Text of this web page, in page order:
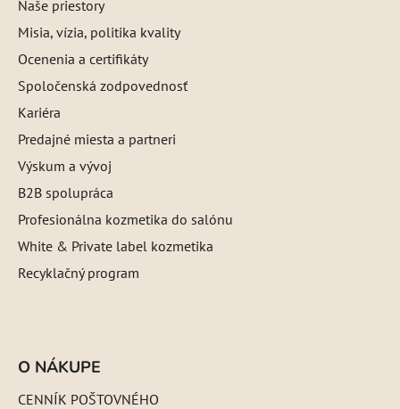
Naše priestory
Misia, vízia, politika kvality
Ocenenia a certifikáty
Spoločenská zodpovednosť
Kariéra
Predajné miesta a partneri
Výskum a vývoj
B2B spolupráca
Profesionálna kozmetika do salónu
White & Private label kozmetika
Recyklačný program
O NÁKUPE
CENNÍK POŠTOVNÉHO